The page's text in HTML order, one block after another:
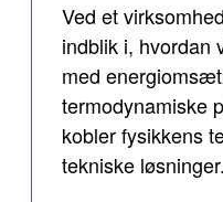
Ved et
indblik i, hvordan
med
termodynamiske
kobler fysikkens
tekniske løsninger.